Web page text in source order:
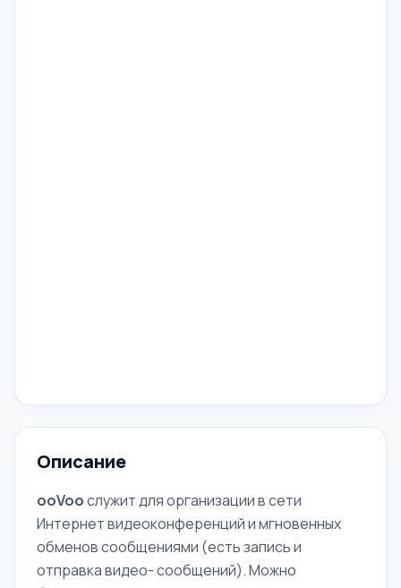
Описание
ooVooслужит для организации в сети
Интернет видеоконференций и мгновенных
обменов сообщениями (есть запись и
отправка видео- сообщений). Можно